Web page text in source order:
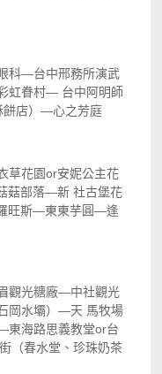
科—台中邢務所演武
虹眷村— 台中阿明師
餅店）—心之芳庭
草花園or安妮公主花
菇部落—新 社古堡花
旺斯—東東芋圓—逢
觀光糖廠—中社觀光
岡水壩）—天 馬牧場
東海路思義教堂or台
（春水堂、珍珠奶茶